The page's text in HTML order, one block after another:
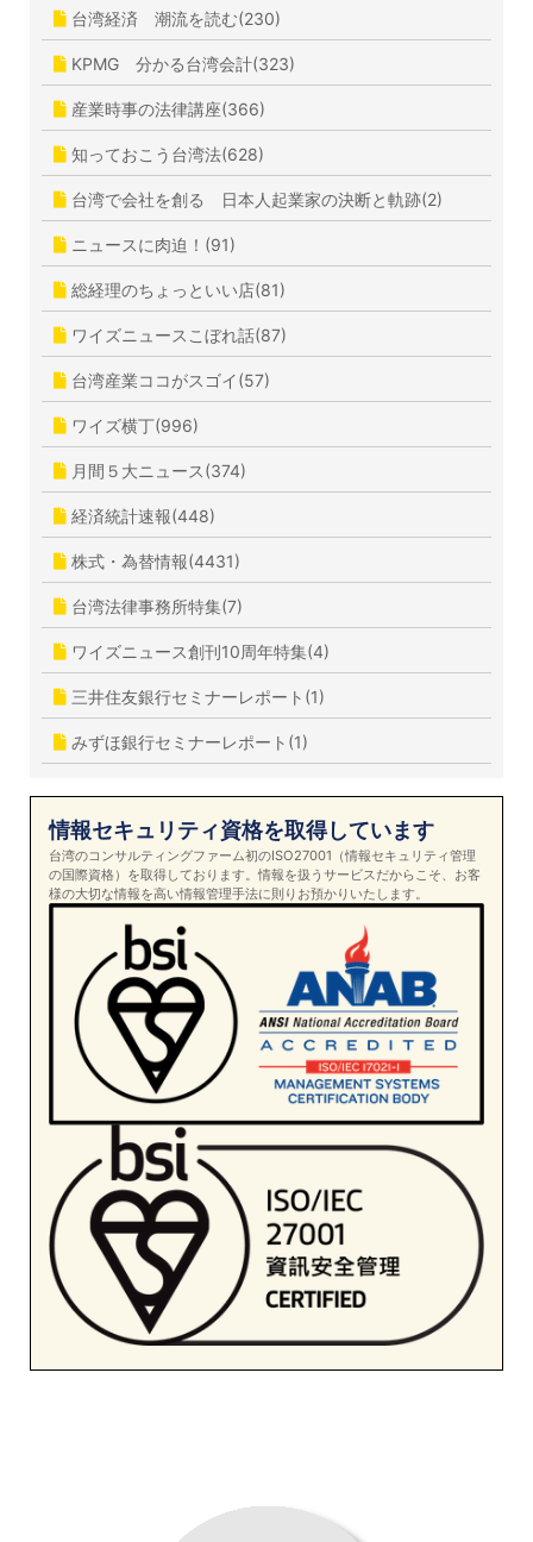
台湾経済 潮流を読む(230)
KPMG 分かる台湾会計(323)
産業時事の法律講座(366)
知っておこう台湾法(628)
台湾で会社を創る 日本人起業家の決断と軌跡(2)
ニュースに肉迫！(91)
総経理のちょっといい店(81)
ワイズニュースこぼれ話(87)
台湾産業ココがスゴイ(57)
ワイズ横丁(996)
月間５大ニュース(374)
経済統計速報(448)
株式・為替情報(4431)
台湾法律事務所特集(7)
ワイズニュース創刊10周年特集(4)
三井住友銀行セミナーレポート(1)
みずほ銀行セミナーレポート(1)
情報セキュリティ資格を取得しています
台湾のコンサルティングファーム初のISO27001（情報セキュリティ管理
の国際資格）を取得しております。情報を扱うサービスだからこそ、お客
様の大切な情報を高い情報管理手法に則りお預かりいたします。